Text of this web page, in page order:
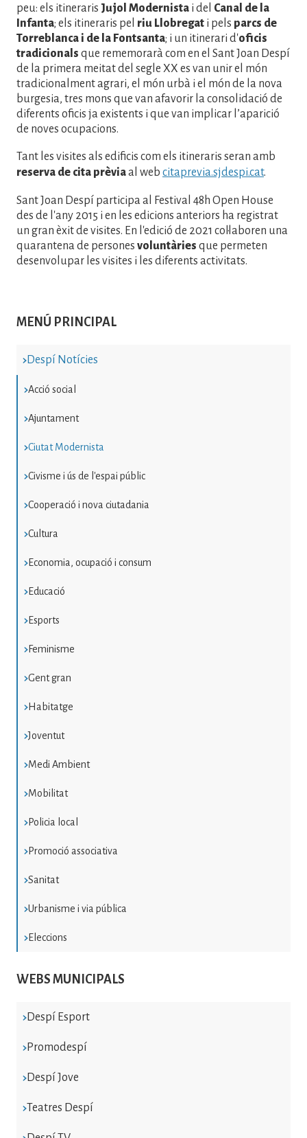
MENÚ PRINCIPAL
Despí Notícies
Acció social
Ajuntament
Ciutat Modernista
Civisme i ús de l'espai públic
Cooperació i nova ciutadania
Cultura
Economia, ocupació i consum
Educació
Esports
Feminisme
Gent gran
Habitatge
Joventut
Medi Ambient
Mobilitat
Policia local
Promoció associativa
Sanitat
Urbanisme i via pública
Eleccions
WEBS MUNICIPALS
Despí Esport
Promodespí
Despí Jove
Teatres Despí
peu: els itineraris Jujol Modernista i del Canal de la
Infanta; els itineraris pel riu Llobregat i pels parcs de
Torreblanca i de la Fontsanta; i un itinerari d'oficis
tradicionals que rememorarà com en el Sant Joan Despí
de la primera meitat del segle XX es van unir el món
tradicionalment agrari, el món urbà i el món de la nova
burgesia, tres mons que van afavorir la consolidació de
diferents oficis ja existents i que van implicar l’aparició
de noves ocupacions.
Tant les visites als edificis com els itineraris seran amb
reserva de cita prèviaal web citaprevia.sjdespi.cat.
Sant Joan Despí participa al Festival 48h Open House
des de l'any 2015 i en les edicions anteriors ha registrat
un gran èxit de visites. En l'edició de 2021 col·laboren una
quarantena de persones voluntàries que permeten
desenvolupar les visites i les diferents activitats.